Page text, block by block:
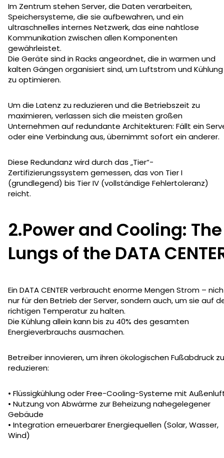
Im Zentrum stehen Server, die Daten verarbeiten,
Speichersysteme, die sie aufbewahren, und ein
ultraschnelles internes Netzwerk, das eine nahtlose
Kommunikation zwischen allen Komponenten
gewährleistet.
Die Geräte sind in Racks angeordnet, die in warmen und
kalten Gängen organisiert sind, um Luftstrom und Kühlung
zu optimieren.
Um die Latenz zu reduzieren und die Betriebszeit zu
maximieren, verlassen sich die meisten großen
Unternehmen auf redundante Architekturen: Fällt ein
oder eine Verbindung aus, übernimmt sofort ein anderer.
Diese Redundanz wird durch das „Tier“-
Zertifizierungssystem gemessen, das von Tier I
(grundlegend) bis Tier IV (vollständige Fehlertoleranz)
reicht.
2.Power and Cooling: The
Lungs of the DATA
Ein DATA CENTER verbraucht enorme Mengen Strom –
nur für den Betrieb der Server, sondern auch, um sie auf
richtigen Temperatur zu halten.
Die Kühlung allein kann bis zu 40% des gesamten
Energieverbrauchs ausmachen.
Betreiber innovieren, um ihren ökologischen Fußabdruck zu
reduzieren:
• Flüssigkühlung oder Free-Cooling-Systeme mit
• Nutzung von Abwärme zur Beheizung nahegelegener
Gebäude
• Integration erneuerbarer Energiequellen (Solar, Wasser,
Wind)